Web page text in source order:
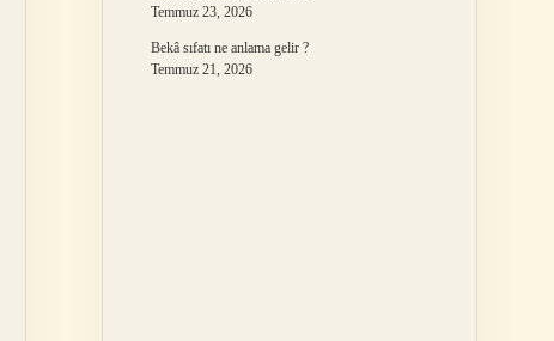
Temmuz 23, 2026
Bekâ sıfatı ne anlama gelir ?
Temmuz 21, 2026